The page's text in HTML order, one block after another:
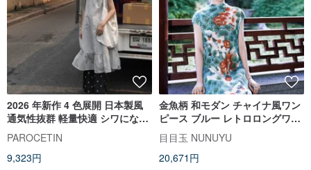
2026 年新作 4 色展開 日本製風
通気性抜群 軽量快適 シワになり
にくいテクスチャー ノースリー
ブワンピース
PAROCETIN
9,323円
金魚柄 和モダン チャイナ風ワン
ピース ブルー レトロロングワン
ピース 夏コーデ 写真映え
目目玉 NUNUYU
20,671円